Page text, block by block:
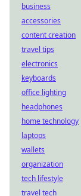
business
accessories
content creation
travel tips
electronics
keyboards
office lighting
headphones
home technology
laptops
wallets
organization
tech lifestyle
travel tech